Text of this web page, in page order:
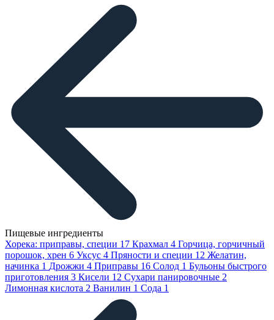
Пищевые ингредиенты
Хорека: приправы, специи 17 Крахмал 4 Горчица, горчичный
порошок, хрен 6 Уксус 4 Пряности и специи 12 Желатин,
начинка 1 Дрожжи 4 Приправы 16 Солод 1 Бульоны быстрого
приготовления 3 Кисели 12 Сухари панировочные 2
Лимонная кислота 2 Ванилин 1 Сода 1